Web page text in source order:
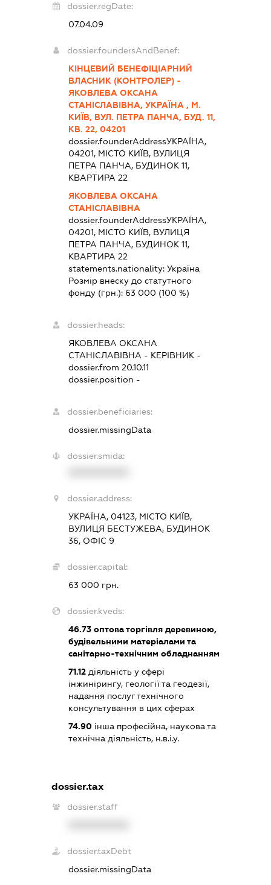
dossier.regDate:
07.04.09
dossier.foundersAndBenef:
КІНЦЕВИЙ БЕНЕФІЦІАРНИЙ
ВЛАСНИК (КОНТРОЛЕР) -
ЯКОВЛЕВА ОКСАНА
СТАНІСЛАВІВНА, УКРАЇНА , М.
КИЇВ, ВУЛ. ПЕТРА ПАНЧА, БУД. 11,
КВ. 22, 04201
dossier.founderAddressУКРАЇНА,
04201, МІСТО КИЇВ, ВУЛИЦЯ
ПЕТРА ПАНЧА, БУДИНОК 11,
КВАРТИРА 22
ЯКОВЛЕВА ОКСАНА
СТАНІСЛАВІВНА
dossier.founderAddressУКРАЇНА,
04201, МІСТО КИЇВ, ВУЛИЦЯ
ПЕТРА ПАНЧА, БУДИНОК 11,
КВАРТИРА 22
statements.nationality: Україна
Розмір внеску до статутного
фонду (грн.): 63 000 (100 %)
dossier.heads:
ЯКОВЛЕВА ОКСАНА
СТАНІСЛАВІВНА - КЕРІВНИК -
dossier.from 20.10.11
dossier.position -
dossier.beneficiaries:
dossier.missingData
dossier.smida:
dossier.address:
УКРАЇНА, 04123, МІСТО КИЇВ,
ВУЛИЦЯ БЕСТУЖЕВА, БУДИНОК
36, ОФІС 9
dossier.capital:
63 000 грн.
dossier.kveds:
46.73оптова торгівля деревиною,
будівельними матеріалами та
санітарно-технічним обладнанням
71.12діяльність у сфері
інжинірингу, геології та геодезії,
надання послуг технічного
консультування в цих сферах
74.90інша професійна, наукова та
технічна діяльність, н.в.і.у.
dossier.tax
dossier.staff
dossier.taxDebt
dossier.missingData